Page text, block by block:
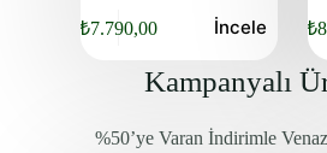
₺7.790,00 İncele ₺
Kampanyalı
%50’ye Varan İndirimle